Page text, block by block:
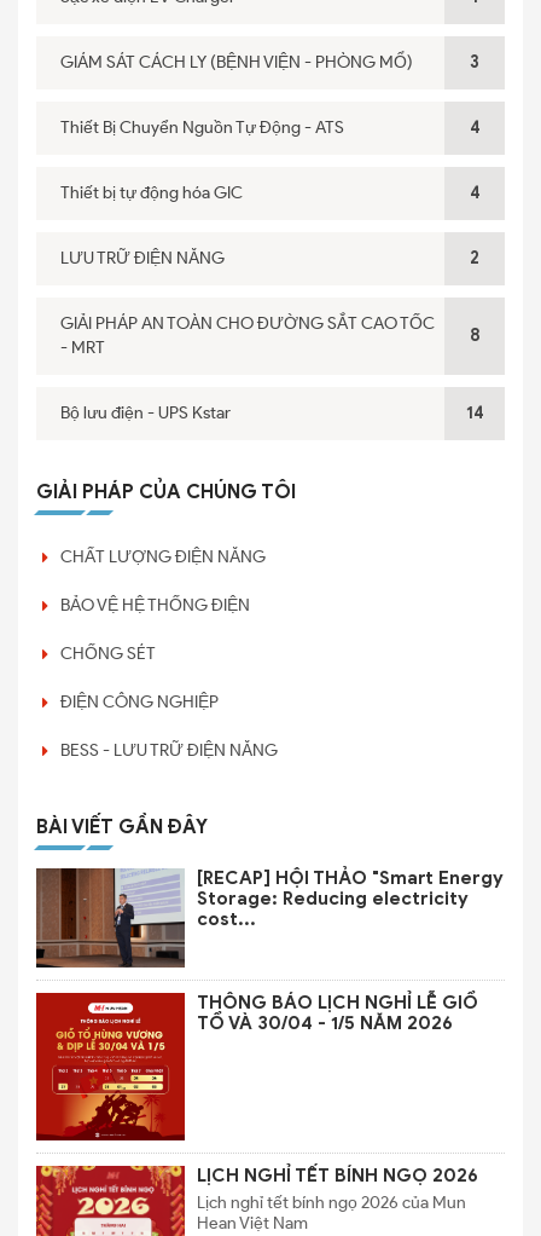
GIÁM SÁT CÁCH LY (BỆNH VIỆN - PHÒNG MỔ) 3
Thiết Bị Chuyển Nguồn Tự Động - ATS 4
Thiết bị tự động hóa GIC 4
LƯU TRỮ ĐIỆN NĂNG 2
GIẢI PHÁP AN TOÀN CHO ĐƯỜNG SẮT CAO TỐC
- MRT
8
Bộ lưu điện - UPS Kstar 14
GIẢI PHÁP CỦA CHÚNG TÔI
CHẤT LƯỢNG ĐIỆN NĂNG
BẢO VỆ HỆ THỐNG ĐIỆN
CHỐNG SÉT
ĐIỆN CÔNG NGHIỆP
BESS - LƯU TRỮ ĐIỆN NĂNG
BÀI VIẾT GẦN ĐÂY
[RECAP] HỘI THẢO "Smart Energy
Storage: Reducing electricity
cost...
THÔNG BÁO LỊCH NGHỈ LỄ GIỔ
TỔ VÀ 30/04 - 1/5 NĂM 2026
LỊCH NGHỈ TẾT BÍNH NGỌ 2026
Lịch nghỉ tết bính ngọ 2026 của Mun
Hean Việt Nam